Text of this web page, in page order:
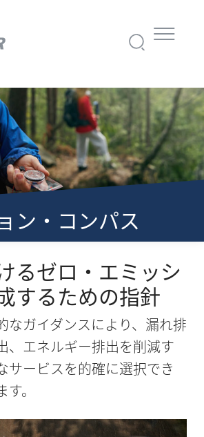
ン・コンパス
るゼロ・エミッシ
するための指針
なガイダンスにより、漏れ排
、エネルギー排出を削減す
サービスを的確に選択でき
。